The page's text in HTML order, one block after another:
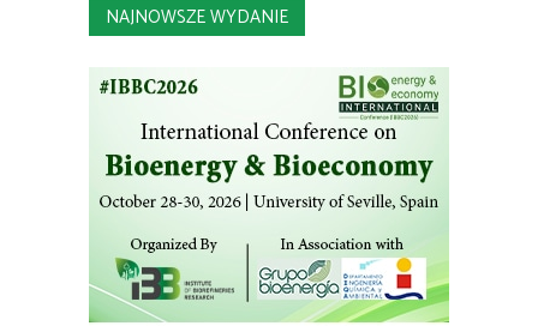
NAJNOWSZE WYDANIE